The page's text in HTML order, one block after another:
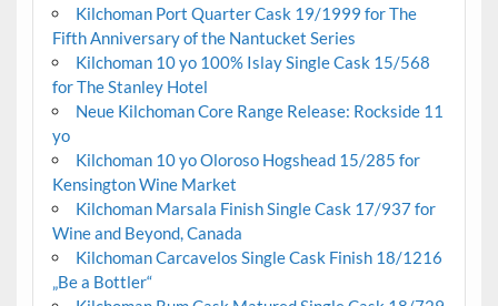
Kilchoman Port Quarter Cask 19/1999 for The
Fifth Anniversary of the Nantucket Series
Kilchoman 10 yo 100% Islay Single Cask 15/568
for The Stanley Hotel
Neue Kilchoman Core Range Release: Rockside 11
yo
Kilchoman 10 yo Oloroso Hogshead 15/285 for
Kensington Wine Market
Kilchoman Marsala Finish Single Cask 17/937 for
Wine and Beyond, Canada
Kilchoman Carcavelos Single Cask Finish 18/1216
„Be a Bottler“